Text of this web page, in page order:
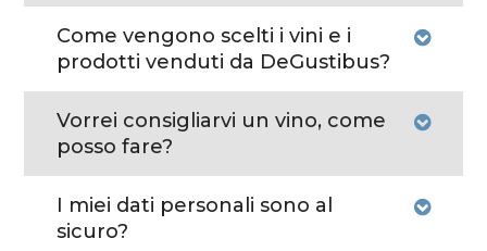
Come vengono scelti i vini e i
prodotti venduti da DeGustibus?
Vorrei consigliarvi un vino, come
posso fare?
I miei dati personali sono al
sicuro?